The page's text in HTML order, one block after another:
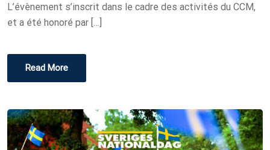
L’évènement s’inscrit dans le cadre des activités du CCM,
et a été honoré par […]
Read More